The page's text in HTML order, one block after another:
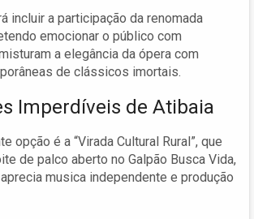
incluir a participação da renomada
emocionar o público com
a elegância da ópera com
de clássicos imortais.
Imperdíveis de Atibaia
opção é a “Virada Cultural Rural”, que
de palco aberto no Galpão Busca Vida,
musica independente e produção